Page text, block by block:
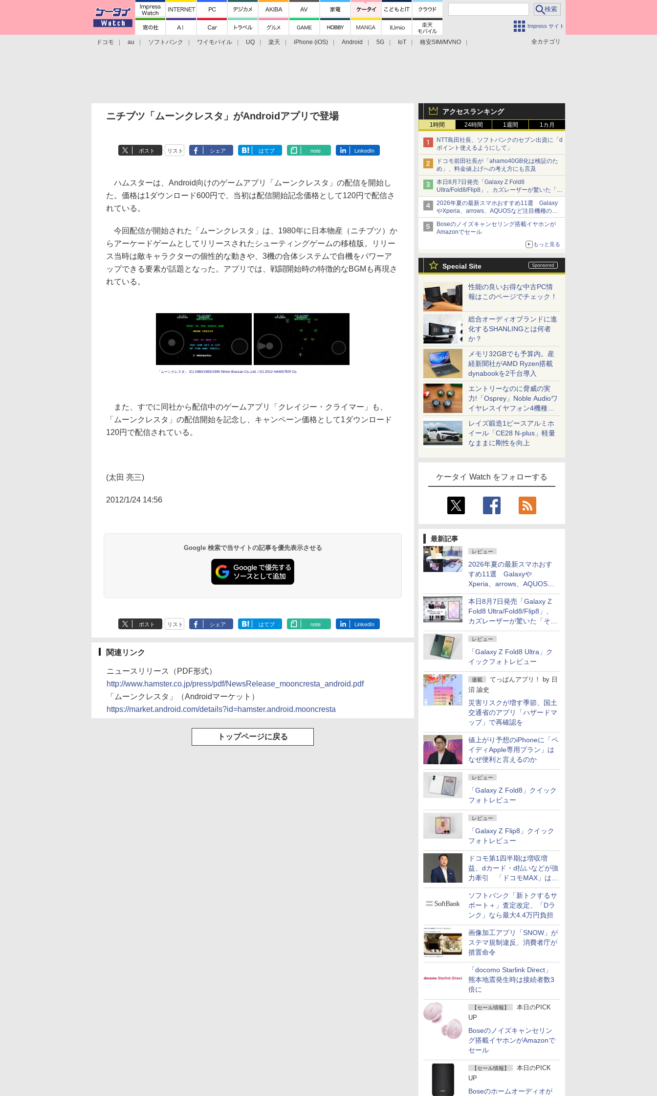
Impress サイト
全カテゴリ
ドコモ au ソフトバンク ワイモバイル UQ 楽天 iPhone (iOS) Android 5G IoT
格安SIM/MVNO
アクセスランキング
1時間 24時間 1週間 1カ月
NTT島田社長、ソフトバンクのセブン出資に「d
ポイント使えるようにして」
ドコモ前田社長が「ahamo40GB化は検証のた
め」、料金値上げへの考え方にも言及
本日8月7日発売「Galaxy Z Fold8
Ultra/Fold8/Flip8」、カズレーザーが驚いた「そ
ば屋のメニュー並みの薄さ」
2026年夏の最新スマホおすすめ11選 Galaxy
やXperia、arrows、AQUOSなど注目機種の特
徴は
Boseのノイズキャンセリング搭載イヤホンが
Amazonでセール
もっと見る
Special Site
性能の良いお得な中古PC情
報はこのページでチェック！
総合オーディオブランドに進
化するSHANLINGとは何者
か？
メモリ32GBでも予算内。産
経新聞社がAMD Ryzen搭載
dynabookを2千台導入
エントリーなのに脅威の実
力!「Osprey」Noble Audioワ
イヤレスイヤフォン4機種を
一気に聴く
レイズ鍛造1ピースアルミホ
イール「CE28 N-plus」軽量
なままに剛性を向上
ケータイ Watch をフォローする
最新記事
レビュー
2026年夏の最新スマホおす
すめ11選 Galaxyや
Xperia、arrows、AQUOSな
ど注目機種の特徴は
本日8月7日発売「Galaxy Z
Fold8 Ultra/Fold8/Flip8」、
カズレーザーが驚いた「そば
屋のメニュー並みの薄さ」
レビュー
「Galaxy Z Fold8 Ultra」ク
イックフォトレビュー
連載 てっぱんアプリ！ by 日
沼 諭史
災害リスクが増す季節、国土
交通省のアプリ「ハザードマ
ップ」で再確認を
値上がり予想のiPhoneに「ペ
イディApple専用プラン」は
なぜ便利と言えるのか
レビュー
「Galaxy Z Fold8」クイック
フォトレビュー
レビュー
「Galaxy Z Flip8」クイック
フォトレビュー
ドコモ第1四半期は増収増
益、dカード・d払いなどが強
力牽引 「ドコモMAX」は
400万契約突破
ソフトバンク「新トクするサ
ポート＋」査定改定、「Dラ
ンク」なら最大4.4万円負担
画像加工アプリ「SNOW」が
ステマ規制違反、消費者庁が
措置命令
「docomo Starlink Direct」
熊本地震発生時は接続者数3
倍に
【セール情報】
本日のPICK
UP
Boseのノイズキャンセリン
グ搭載イヤホンがAmazonで
セール
【セール情報】
本日のPICK
UP
Boseのホームオーディオが
ニチブツ「ムーンクレスタ」がAndroidアプリで登場
ポスト リスト シェア はてブ note LinkedIn
ハムスターは、Android向けのゲームアプリ「ムーンクレスタ」の配信を開始し
た。価格は1ダウンロード600円で、当初は配信開始記念価格として120円で配信さ
れている。
今回配信が開始された「ムーンクレスタ」は、1980年に日本物産（ニチブツ）か
らアーケードゲームとしてリリースされたシューティングゲームの移植版。リリー
ス当時は敵キャラクターの個性的な動きや、3機の合体システムで自機をパワーア
ップできる要素が話題となった。アプリでは、戦闘開始時の特徴的なBGMも再現さ
れている。
「ムーンクレスタ」 (C) 1980/1983/1995 Nihon Bussan Co.,Ltd. / (C) 2012 HAMSTER Co.
また、すでに同社から配信中のゲームアプリ「クレイジー・クライマー」も、
「ムーンクレスタ」の配信開始を記念し、キャンペーン価格として1ダウンロード
120円で配信されている。
(太田 亮三)
2012/1/24 14:56
Google 検索で当サイトの記事を優先表示させる
ポスト リスト シェア はてブ note LinkedIn
関連リンク
ニュースリリース（PDF形式）
http://www.hamster.co.jp/press/pdf/NewsRelease_mooncresta_android.pdf
「ムーンクレスタ」（Androidマーケット）
https://market.android.com/details?id=hamster.android.mooncresta
トップページに戻る